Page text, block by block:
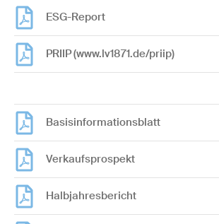
ESG-Report
PRIIP (www.lv1871.de/priip)
Basisinformationsblatt
Verkaufsprospekt
Halbjahresbericht